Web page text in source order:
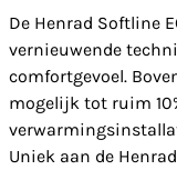
De Henrad Softline
vernieuwende
comfortgevoel.
mogelijk tot ruim
Uniek aan de